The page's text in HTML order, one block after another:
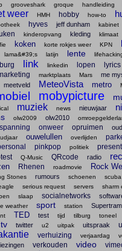
grooveshark groque handleiding
weer HMH hobby how-to
hyves jeff dunham kabinet
kinderopvang kleding klimaat
koken korte rokjes weer KPN
lama&#39;s latijn lente
link linkedin lopen lyrics
marktplaats Mars
me
meetveld
MeteoVista metro
mobypicture
muziek news nieuwjaar
olw2009 olw2010
onweer opruimen
ouwelullen overlijden
pinkpop politiek
Q-Music QRcode radio
Rhenen roadmovie Rock
Stones rumours schoenen
serious request servers
sharm
slaap socialnetworks
weather
sport station
TED test tijd tilburg toneel
tv
twitter u2 uitpak uitspraak
verhuizing verjaardag
verkouden video